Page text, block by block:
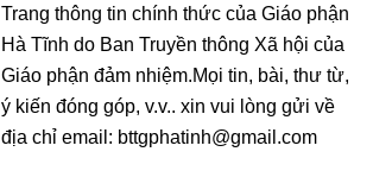
Trang thông tin chính thức của Giáo phận
Hà Tĩnh do Ban Truyền thông Xã hội của
Giáo phận đảm nhiệm.Mọi tin, bài, thư từ,
ý kiến đóng góp, v.v.. xin vui lòng gửi về
địa chỉ email: bttgphatinh@gmail.com